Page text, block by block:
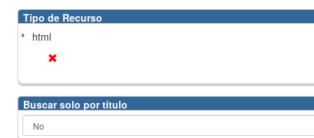
Tipo de Recurso
html
Buscar solo por título